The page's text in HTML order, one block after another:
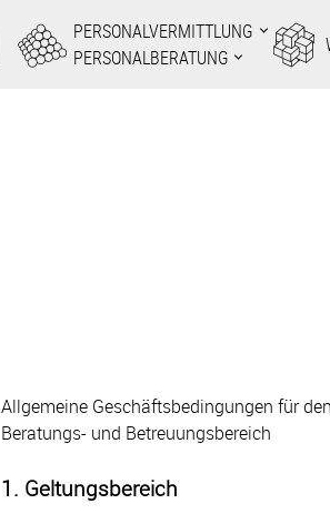
PERSONALVERMITTLUNG
PERSONALBERATUNG
Allgemeine Geschäftsbedingungen für
Beratungs- und Betreuungsbereich
1. Geltungsbereich